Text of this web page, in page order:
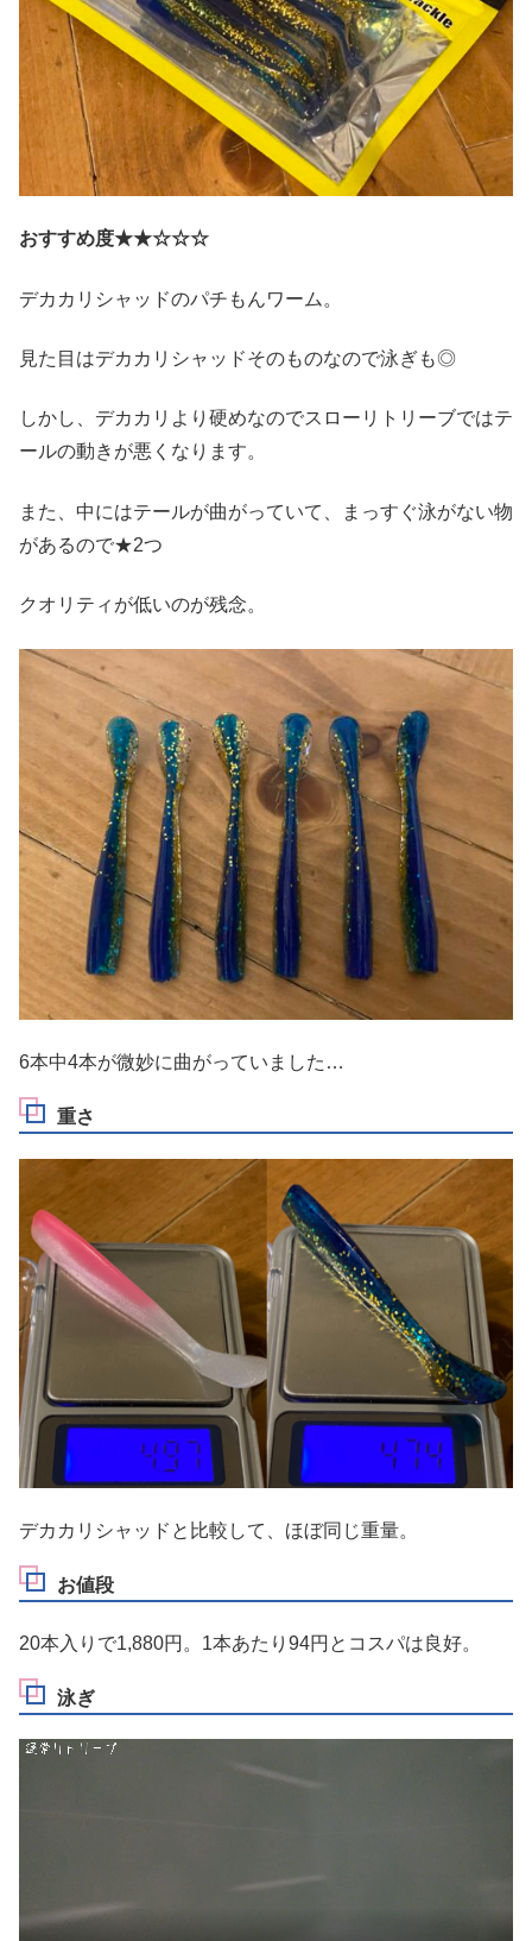
おすすめ度★★☆☆☆
デカカリシャッドのパチもんワーム。
見た目はデカカリシャッドそのものなので泳ぎも◎
しかし、デカカリより硬めなのでスローリトリーブではテ
ールの動きが悪くなります。
また、中にはテールが曲がっていて、まっすぐ泳がない物
があるので★2つ
クオリティが低いのが残念。
6本中4本が微妙に曲がっていました…
重さ
デカカリシャッドと比較して、ほぼ同じ重量。
お値段
20本入りで1,880円。1本あたり94円とコスパは良好。
泳ぎ